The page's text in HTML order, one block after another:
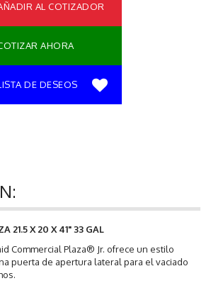
AL COTIZADOR
AHORA
DE DESEOS
21.5 X 20 X 41" 33 GAL
Commercial Plaza® Jr. ofrece un estilo
puerta de apertura lateral para el vaciado